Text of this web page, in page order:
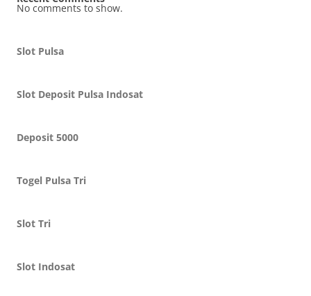
No comments to show.
Slot Pulsa
Slot Deposit Pulsa Indosat
Deposit 5000
Togel Pulsa Tri
Slot Tri
Slot Indosat